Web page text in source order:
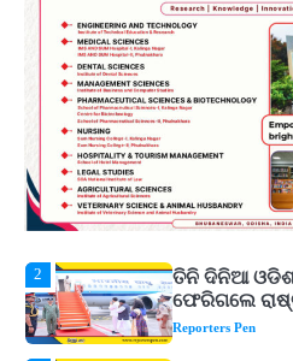
ଟଙ୍କାର
ଆସାମରେ
୮୯କୁ ବୃଦ୍ଧି
2
ତିନି ଦିନିଆ
ଫେରିଗଲେ
3
ମୁଖ୍ୟମନ୍ତ୍ରୀ
ଆଉ ୯୧
Reporters Pen